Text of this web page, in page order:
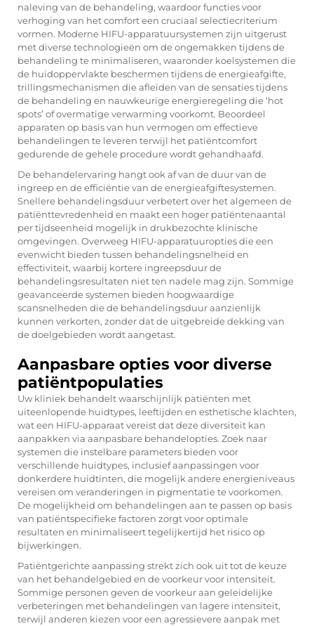
naleving van de behandeling, waardoor functies voor
verhoging van het comfort een cruciaal selectiecriterium
vormen. Moderne HIFU-apparatuursystemen zijn uitgerust
met diverse technologieën om de ongemakken tijdens de
behandeling te minimaliseren, waaronder koelsystemen die
de huidoppervlakte beschermen tijdens de energieafgifte,
trillingsmechanismen die afleiden van de sensaties tijdens
de behandeling en nauwkeurige energieregeling die ‘hot
spots’ of overmatige verwarming voorkomt. Beoordeel
apparaten op basis van hun vermogen om effectieve
behandelingen te leveren terwijl het patiëntcomfort
gedurende de gehele procedure wordt gehandhaafd.
De behandelervaring hangt ook af van de duur van de
ingreep en de efficiëntie van de energieafgiftesystemen.
Snellere behandelingsduur verbetert over het algemeen de
patiënttevredenheid en maakt een hoger patiëntenaantal
per tijdseenheid mogelijk in drukbezochte klinische
omgevingen. Overweeg HIFU-apparatuuropties die een
evenwicht bieden tussen behandelingsnelheid en
effectiviteit, waarbij kortere ingreepsduur de
behandelingsresultaten niet ten nadele mag zijn. Sommige
geavanceerde systemen bieden hoogwaardige
scansnelheden die de behandelingsduur aanzienlijk
kunnen verkorten, zonder dat de uitgebreide dekking van
de doelgebieden wordt aangetast.
Aanpasbare opties voor diverse
patiëntpopulaties
Uw kliniek behandelt waarschijnlijk patiënten met
uiteenlopende huidtypes, leeftijden en esthetische klachten,
wat een HIFU-apparaat vereist dat deze diversiteit kan
aanpakken via aanpasbare behandelopties. Zoek naar
systemen die instelbare parameters bieden voor
verschillende huidtypes, inclusief aanpassingen voor
donkerdere huidtinten, die mogelijk andere energieniveaus
vereisen om veranderingen in pigmentatie te voorkomen.
De mogelijkheid om behandelingen aan te passen op basis
van patiëntspecifieke factoren zorgt voor optimale
resultaten en minimaliseert tegelijkertijd het risico op
bijwerkingen.
Patiëntgerichte aanpassing strekt zich ook uit tot de keuze
van het behandelgebied en de voorkeur voor intensiteit.
Sommige personen geven de voorkeur aan geleidelijke
verbeteringen met behandelingen van lagere intensiteit,
terwijl anderen kiezen voor een agressievere aanpak met